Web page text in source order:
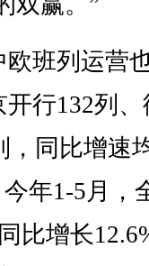
班列运营
行132列、
，同比增速
年1-5月，
比增长